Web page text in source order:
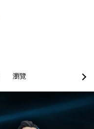
瀏覽